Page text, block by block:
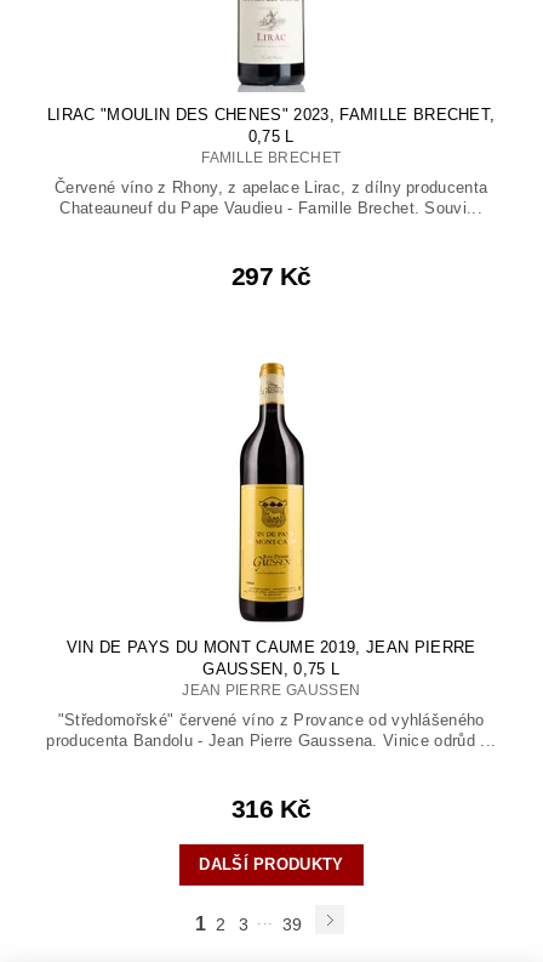
LIRAC "MOULIN DES CHENES" 2023, FAMILLE BRECHET,
0,75 L
FAMILLE BRECHET
Červené víno z Rhony, z apelace Lirac, z dílny producenta
Chateauneuf du Pape Vaudieu - Famille Brechet. Souvi...
297 Kč
VIN DE PAYS DU MONT CAUME 2019, JEAN PIERRE
GAUSSEN, 0,75 L
JEAN PIERRE GAUSSEN
"Středomořské" červené víno z Provance od vyhlášeného
producenta Bandolu - Jean Pierre Gaussena. Vinice odrůd ...
316 Kč
DALŠÍ PRODUKTY
1 2 3 ... 39